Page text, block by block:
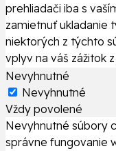
prehliadači iba s
zamietnuť ukladanie
niektorých z týchto
vplyv na váš zážitok
Nevyhnutné
Nevyhnutné
Vždy povolené
Nevyhnutné súbory
správne fungovanie